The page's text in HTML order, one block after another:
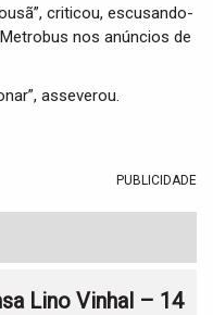
criticou, escusando-
nos anúncios de
asseverou.
PUBLICIDADE
Lino Vinhal – 14